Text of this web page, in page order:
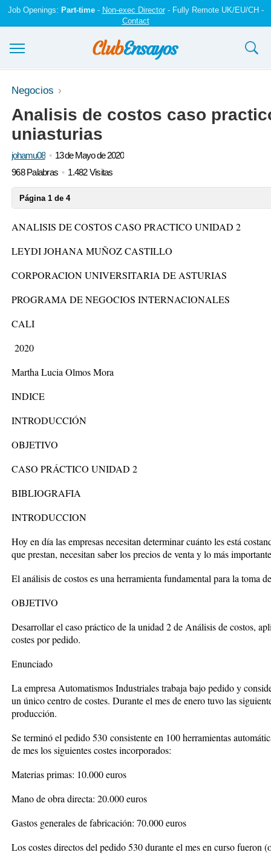
Job Openings: Part-time- Non-exec Director- Fully Remote UK/EU/CH -
Contact
Ensayos y trabajos
Registrarse
Iniciar sesión
Negocios
Analisis de costos caso
uniasturias
johamu08
13 de Mayo de 2020
968 Palabras
1.482 Visitas
Página 1 de 4
ANALISIS DE COSTOS CASO PRACTICO UNIDAD 2
LEYDI JOHANA MUÑOZ CASTILLO
CORPORACION UNIVERSITARIA DE ASTURIAS
PROGRAMA DE NEGOCIOS INTERNACIONALES
CALI
2020
Martha Lucia Olmos Mora
INDICE
INTRODUCCIÓN
OBJETIVO
CASO PRÁCTICO UNIDAD 2
BIBLIOGRAFIA
INTRODUCCION
Hoy en día las empresas necesitan determinar cuánto les está
que prestan, necesitan saber los precios de venta y lo más
El análisis de costos es una herramienta fundamental para la toma
OBJETIVO
Desarrollar el caso práctico de la unidad 2 de Análisis de costos,
costes por pedido.
Enunciado
La empresa Automatismos Industriales trabaja bajo pedido y
un único centro de costes. Durante el mes de enero tuvo las
producción.
Se terminó el pedido 530 consistente en 100 herramientas
de mes los siguientes costes incorporados:
Materias primas: 10.000 euros
Mano de obra directa: 20.000 euros
Gastos generales de fabricación: 70.000 euros
Los costes directos del pedido 530 durante el mes en curso fueron